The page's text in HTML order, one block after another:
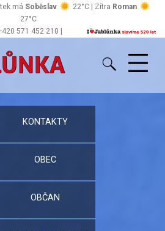
571 452 210 |
má Soběslav 22°C | Zítra Roman
27°C
stránky
KONTAKTY
OBEC
OBČAN